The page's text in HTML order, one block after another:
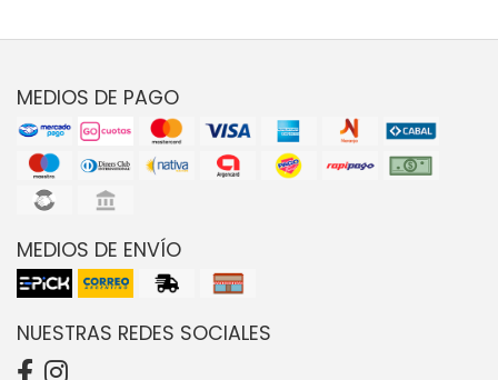
MEDIOS DE PAGO
MEDIOS DE ENVÍO
NUESTRAS REDES SOCIALES